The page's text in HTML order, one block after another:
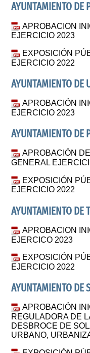
AYUNTAMIENTO DE
APROBACION
EJERCICIO 2023
EXPOSICIÓN
EJERCICIO 2022
AYUNTAMIENTO DE
APROBACIÓN
EJERCICIO 2023
AYUNTAMIENTO DE
APROBACIÓN
GENERAL
EXPOSICIÓN
EJERCICIO 2022
AYUNTAMIENTO DE
APROBACION
EJERCICO 2023
EXPOSICIÓN
EJERCICIO 2022
AYUNTAMIENTO DE
APROBACIÓN
REGULADORA DE
DESBROCE DE
URBANO,